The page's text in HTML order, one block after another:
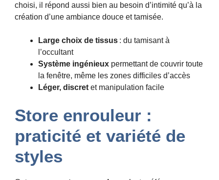
choisi, il répond aussi bien au besoin d’intimité qu’à la
création d’une ambiance douce et tamisée.
Large choix de tissus : du tamisant à
l’occultant
Système ingénieux permettant de couvrir toute
la fenêtre, même les zones difficiles d’accès
Léger, discret et manipulation facile
Store enrouleur :
praticité et variété de
styles